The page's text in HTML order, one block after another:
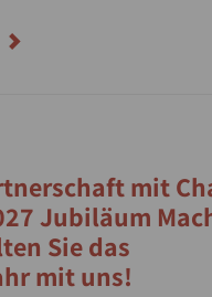
mit
Jubiläum
Sie das
mit uns!